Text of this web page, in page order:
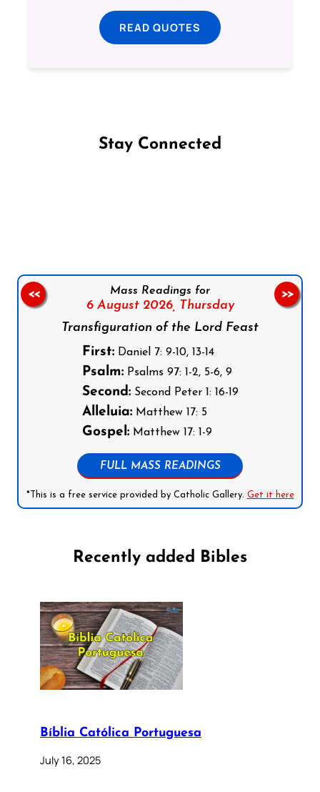
READ QUOTES
Stay Connected
Mass Readings for
6 August 2026,
Thursday
Transfiguration of the Lord Feast
First:Daniel 7: 9-10, 13-14
Psalm:Psalms 97: 1-2, 5-6, 9
Second:Second Peter 1: 16-19
Alleluia:Matthew 17: 5
Gospel:Matthew 17: 1-9
FULL MASS READINGS
*This is a free service provided by Catholic Gallery. Get it here
<< >>
Recently added Bibles
Bíblia Católica Portuguesa
July 16, 2025